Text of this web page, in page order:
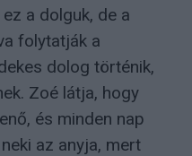
a dolguk, de a
folytatják a
dolog történik,
Zoé látja, hogy
és minden nap
az anyja, mert